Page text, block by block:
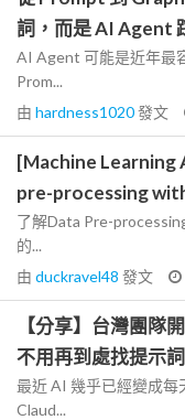
詞，而是 AI Agent
AI Agent 可能是近年最
Prom...
由 hardness1020發文
[Machine Learning
pre-processing
了解Data Pre-
的...
由 duckravel48 發文
【分享】台灣團隊
不用再到處找提示
最近 AI 幾乎已經變成每
Claud...